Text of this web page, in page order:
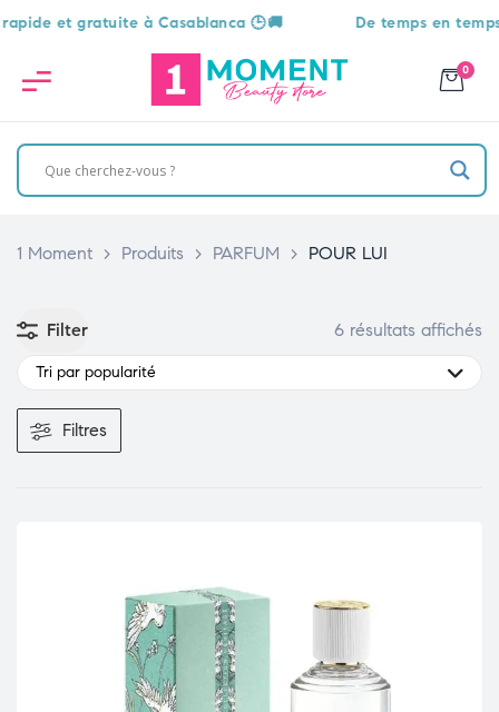
gratuite à Casablanca 🕒🚚 De temps en temps,
0
1 Moment > Produits > PARFUM > POUR LUI
Filter 6 résultats affichés
Tri par popularité
Filtres